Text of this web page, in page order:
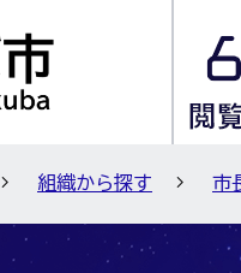
組織から探す 市